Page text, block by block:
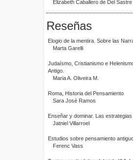
Elizabeth Caballero de Del Sastre
Reseñas
Elogio de la mentira. Sobre las
Marta Garelli
Judaísmo, Cristianismo e
Antigo.
Maria A. Oliveira M.
Roma, Historia del Pensamiento
Sara José Ramos
Enseñar y dominar. Las
Jatniel Villarroel
Estudios sobre pensamiento
Ferenc Vass